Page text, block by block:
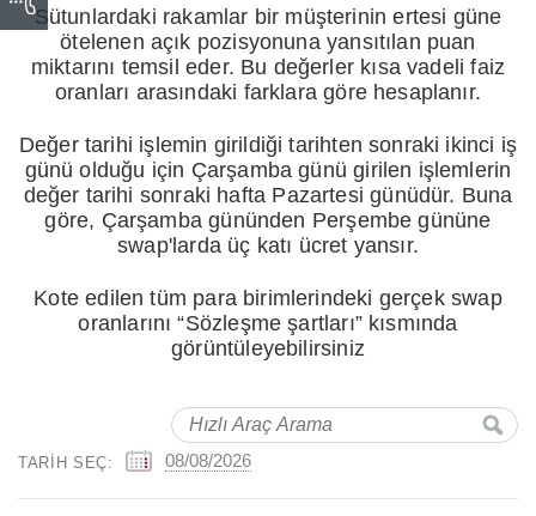
Sütunlardaki rakamlar bir müşterinin ertesi güne
ötelenen açık pozisyonuna yansıtılan puan
miktarını temsil eder. Bu değerler kısa vadeli faiz
oranları arasındaki farklara göre hesaplanır.
Değer tarihi işlemin girildiği tarihten sonraki ikinci iş
günü olduğu için Çarşamba günü girilen işlemlerin
değer tarihi sonraki hafta Pazartesi günüdür. Buna
göre, Çarşamba gününden Perşembe gününe
swap'larda üç katı ücret yansır.
Kote edilen tüm para birimlerindeki gerçek swap
oranlarını “Sözleşme şartları” kısmında
görüntüleyebilirsiniz
TARIH SEÇ: 08/08/2026